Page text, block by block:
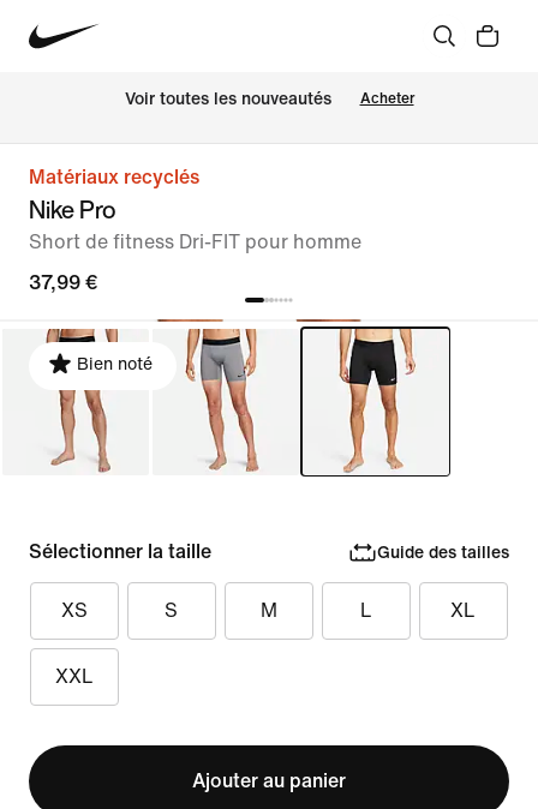
Voir toutes les nouveautés Acheter
Matériaux recyclés
Nike Pro
Short de fitness Dri-FIT pour homme
37,99 €
Bien noté
Sélectionner la taille Guide des tailles
XS S M L XL
XXL
Ajouter au panier